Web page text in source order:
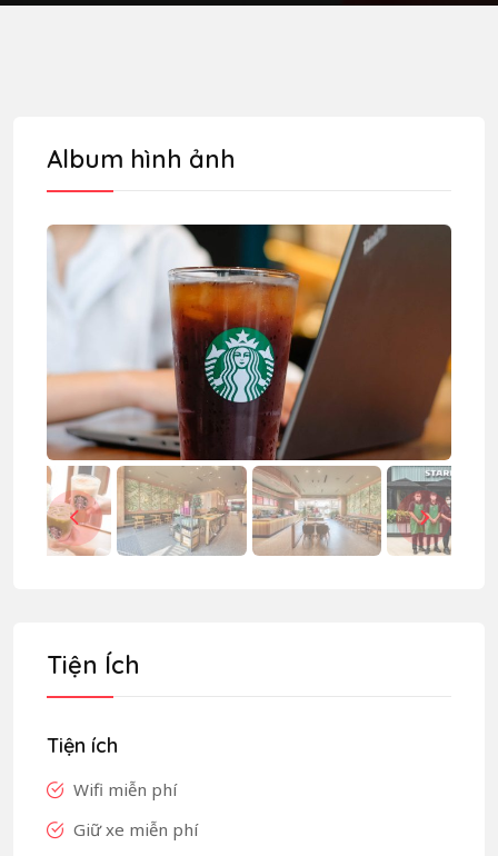
Album hình ảnh
Tiện Ích
Tiện ích
Wifi miễn phí
Giữ xe miễn phí